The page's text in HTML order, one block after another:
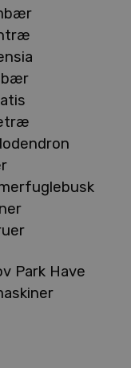
Park Have